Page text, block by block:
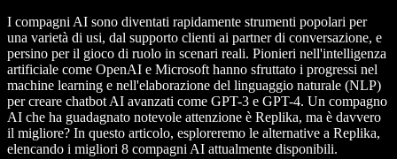
I compagni AI sono diventati rapidamente strumenti popolari per
una varietà di usi, dal supporto clienti ai partner di conversazione, e
persino per il gioco di ruolo in scenari reali. Pionieri nell'intelligenza
artificiale come OpenAI e Microsoft hanno sfruttato i progressi nel
machine learning e nell'elaborazione del linguaggio naturale (NLP)
per creare chatbot AI avanzati come GPT-3 e GPT-4. Un compagno
AI che ha guadagnato notevole attenzione è Replika, ma è davvero
il migliore? In questo articolo, esploreremo le alternative a Replika,
elencando i migliori 8 compagni AI attualmente disponibili.